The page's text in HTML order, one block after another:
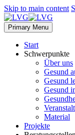
Skip to main content
Primary Menu
Start
Schwerpunkte
Über uns
Gesund
Gesund
Gesund
Material
Projekte